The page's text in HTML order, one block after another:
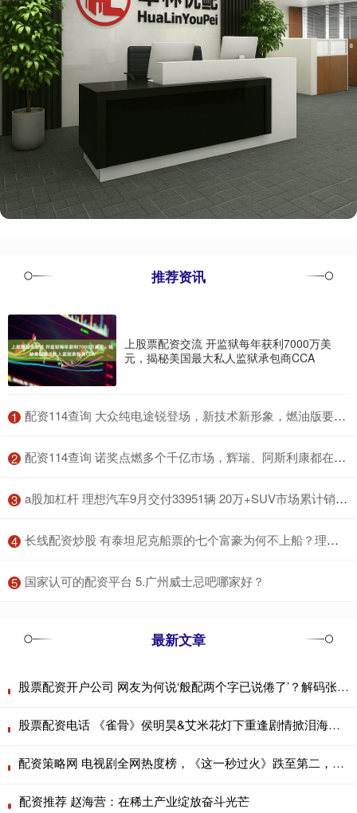
推荐资讯
上股票配资交流 开监狱每年获利7000万美
元，揭秘美国最大私人监狱承包商CCA
1 ​配资114查询 大众纯电途锐登场，新技术新形象，燃油版要停产？
2 ​配资114查询 诺奖点燃多个千亿市场，辉瑞、阿斯利康都在下注
3 ​a股加杠杆 理想汽车9月交付33951辆 20万+SUV市场累计销量超越特斯拉
4 ​长线配资炒股 有泰坦尼克船票的七个富豪为何不上船？理由很奇葩，有钱就是任性
5 ​国家认可的配资平台 5.广州威士忌吧哪家好？
最新文章
股票配资开户公司 网友为何说‘般配两个字已说倦了’？解码张凌赫王楚然稀缺的自然化学反应
股票配资电话 《雀骨》侯明昊&艾米花灯下重逢剧情掀泪海，网评暑期档最佳长剧
配资策略网 电视剧全网热度榜，《这一秒过火》跌至第二，你在追哪几部？
配资推荐 赵海营：在稀土产业绽放奋斗光芒